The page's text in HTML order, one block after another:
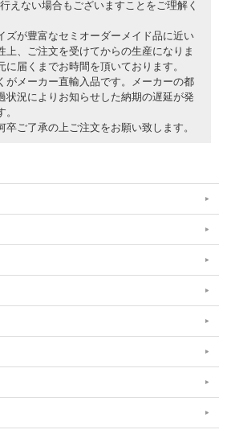
えない場合もございますことをご理解く
ズが豊富なセミオーダーメイド品に近い
上、ご注文を受けてからの生産になりま
届くまでお時間を頂いております。
がメーカー直輸入品です。メーカーの都
状況によりお知らせした納期の遅延が発
卒ご了承の上ご注文をお願い致します。